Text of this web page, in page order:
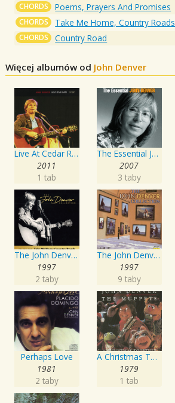
CHORDS Poems, Prayers And Promises
CHORDS Take Me Home, Country Roads
CHORDS Country Road
Więcej albumów od John Denver
Live At Cedar Rapids - 12/10/87
2011
1 tab
The Essential John Denver
2007
3 taby
The John Denver Collection, Vol 1: Take Me Home Country Roads
1997
2 taby
The John Denver Collection, Vol. 1: Take Me Home Country Roads
1997
9 taby
Perhaps Love
1981
2 taby
A Christmas Together - John Denver & The Muppets
1979
1 tab